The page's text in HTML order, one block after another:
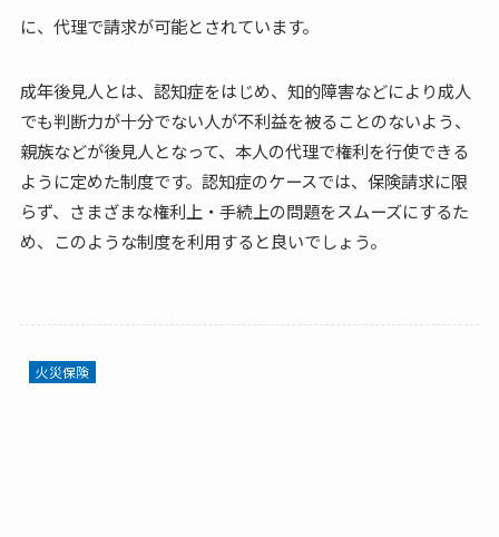
に、代理で請求が可能とされています。
成年後見人とは、認知症をはじめ、知的障害などにより成人
でも判断力が十分でない人が不利益を被ることのないよう、
親族などが後見人となって、本人の代理で権利を行使できる
ように定めた制度です。認知症のケースでは、保険請求に限
らず、さまざまな権利上・手続上の問題をスムーズにするた
め、このような制度を利用すると良いでしょう。
火災保険